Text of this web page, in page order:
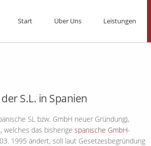
Start Über Uns Leistungen
S.L. in Spanien
SL bzw. GmbH neuer Gründung),
welches das bisherige spanische GmbH-
1995 ändert, soll laut Gesetzesbegründung